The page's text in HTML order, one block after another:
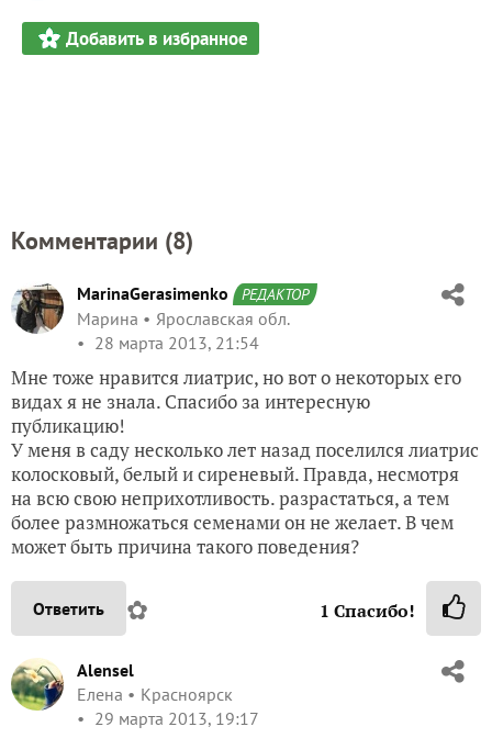
Добавить в избранное
Комментарии (8)
MarinaGerasimenko РЕДАКТОР
Марина
Ярославская обл.
28 марта 2013, 21:54
Мне тоже нравится лиатрис, но вот о некоторых его
видах я не знала. Спасибо за интересную
публикацию!
У меня в саду несколько лет назад поселился лиатрис
колосковый, белый и сиреневый. Правда, несмотря
на всю свою неприхотливость. разрастаться, а тем
более размножаться семенами он не желает. В чем
может быть причина такого поведения?
Ответить ✿ 1 Спасибо!
Alensel
Елена
Красноярск
29 марта 2013, 19:17